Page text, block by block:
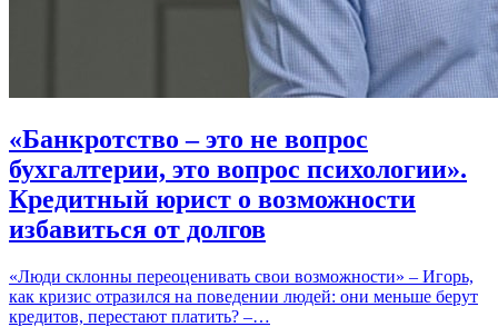
«Банкротство – это не вопрос
бухгалтерии, это вопрос психологии».
Кредитный юрист о возможности
избавиться от долгов
«Люди склонны переоценивать свои возможности» – Игорь,
как кризис отразился на поведении людей: они меньше берут
кредитов, перестают платить? –…